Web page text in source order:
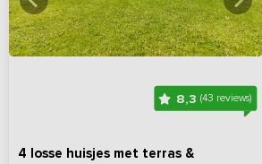
8,3 (43 reviews)
4 losse huisjes met terras &
Bekijkhieralle foto's